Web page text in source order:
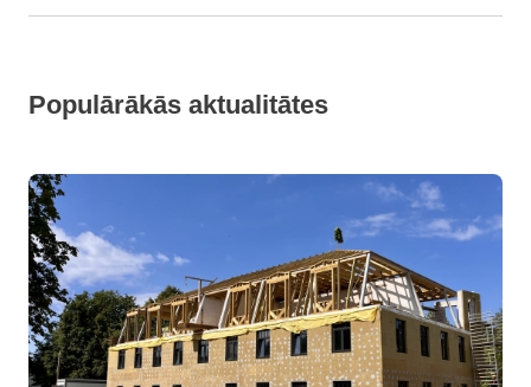
Populārākās aktualitātes